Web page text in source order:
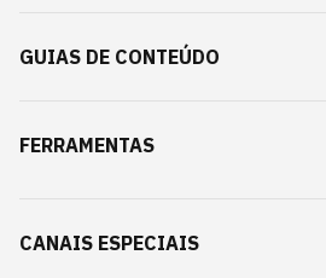
GUIAS DE CONTEÚDO
FERRAMENTAS
CANAIS ESPECIAIS